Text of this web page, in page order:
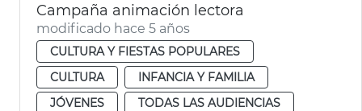
Campaña animación lectora
modificado hace 5 años
CULTURA Y FIESTAS POPULARES
CULTURA
INFANCIA Y FAMILIA
JÓVENES
TODAS LAS AUDIENCIAS